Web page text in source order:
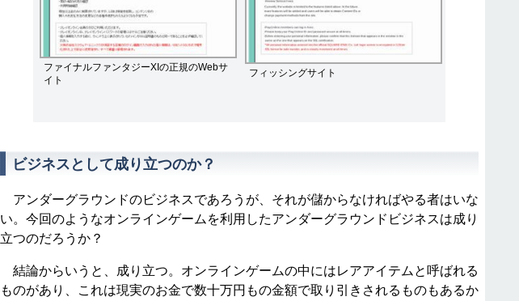
ファイナルファンタジーXIの正規のWebサ
イト
フィッシングサイト
ビジネスとして成り立つのか？
アンダーグラウンドのビジネスであろうが、それが儲からなければやる者はいな
い。今回のようなオンラインゲームを利用したアンダーグラウンドビジネスは成り
立つのだろうか？
結論からいうと、成り立つ。オンラインゲームの中にはレアアイテムと呼ばれる
ものがあり、これは現実のお金で数十万円もの金額で取り引きされるものもあるか